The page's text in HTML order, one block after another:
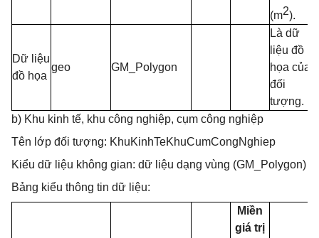
(m2).
Dữ liệu
đồ họa
geo GM_Polygon
Là dữ
liệu đồ
họa của
đối
tượng.
b) Khu kinh tế, khu công nghiệp, cụm công nghiệp
Tên lớp đối tượng: KhuKinhTeKhuCumCongNghiep
Kiểu dữ liệu không gian: dữ liệu dạng vùng (GM_Polygon)
Bảng kiểu thông tin dữ liệu:
Miền
giá trị